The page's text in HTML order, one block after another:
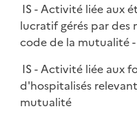
IS - Activité liée aux
lucratif gérés par des
code de la mutualité
IS - Activité liée aux
d'hospitalisés
mutualité